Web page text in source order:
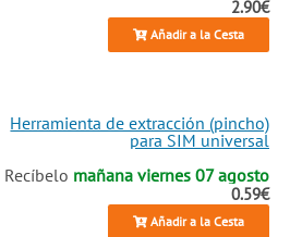
2.90€
Añadir a la Cesta
Herramienta de extracción (pincho)
para SIM universal
Recíbelo mañana viernes 07 agosto
0.59€
Añadir a la Cesta